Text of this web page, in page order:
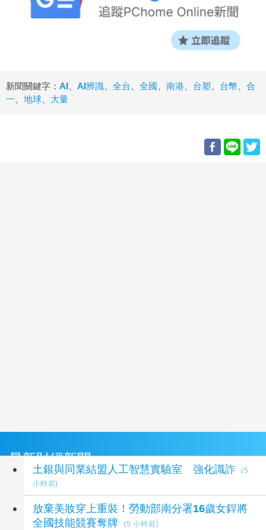
新聞關鍵字： AI AI辨識 全台 全國 南港 台塑 台幣
合
一
地球 大量
最新財經新聞
土銀與同業結盟人工智慧實驗室 強化識詐
(5
小時前)
放棄美妝穿上重裝！勞動部南分署16歲女銲將
全國技能競賽奪牌
(5 小時前)